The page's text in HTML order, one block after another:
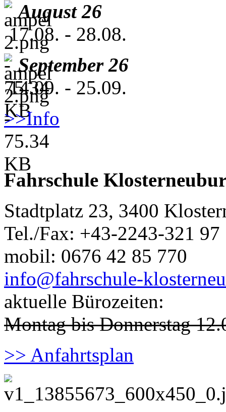
August 26
17.08. - 28.08.
September 26
14.09. - 25.09.
>>Info
Fahrschule
Stadtplatz 23, 3400
Tel./Fax: +43-2243-321 97
mobil: 0676 42 85 770
info@fahrschule-
aktuelle Bürozeiten:
Montag bis Donnerstag
>> Anfahrtsplan